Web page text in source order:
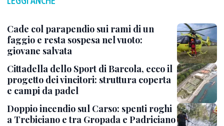
Cade col parapendio sui rami di un
faggio e resta sospesa nel vuoto:
giovane salvata
Cittadella dello Sport di Barcola, ecco il
progetto dei vincitori: struttura coperta
e campi da padel
Doppio incendio sul Carso: spenti roghi
a Trebiciano e tra Gropada e Padriciano